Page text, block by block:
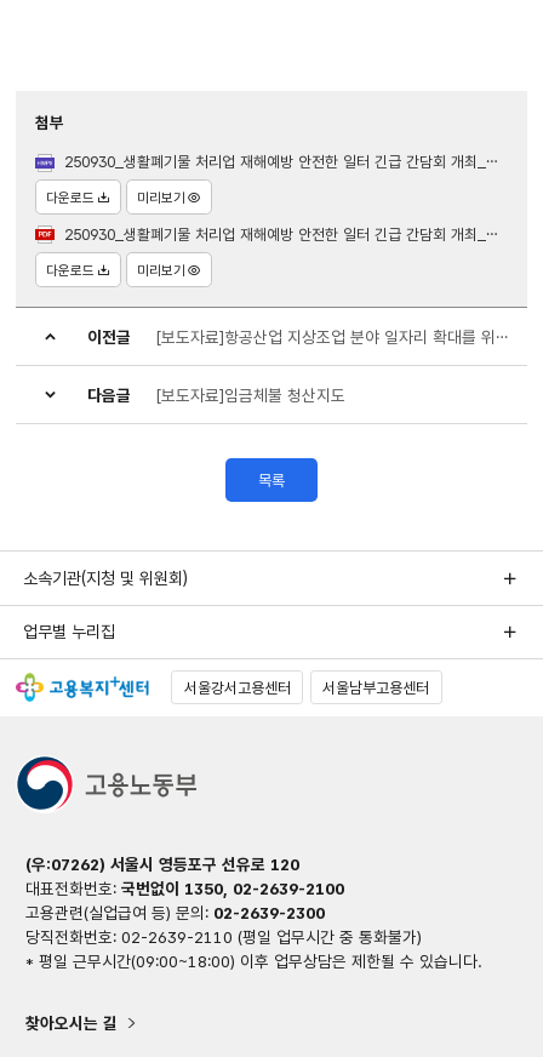
첨부
250930_생활폐기물 처리업 재해예방 안전한 일터 긴급 간담회 개최_서울남부지청.hwpx
다운로드 미리보기
250930_생활폐기물 처리업 재해예방 안전한 일터 긴급 간담회 개최_서울남부지청.pdf
다운로드 미리보기
이전글 [보도자료]항공산업 지상조업 분야 일자리 확대를 위한 협약 체결 완료
다음글 [보도자료]임금체불 청산지도
목록
소속기관(지청 및 위원회)
업무별 누리집
서울강서고용센터 서울남부고용센터
(우:07262) 서울시 영등포구 선유로 120
대표전화번호: 국번없이 1350, 02-2639-2100
고용관련(실업급여 등) 문의:02-2639-2300
당직전화번호: 02-2639-2110 (평일 업무시간 중 통화불가)
* 평일 근무시간(09:00~18:00) 이후 업무상담은 제한될 수 있습니다.
찾아오시는 길